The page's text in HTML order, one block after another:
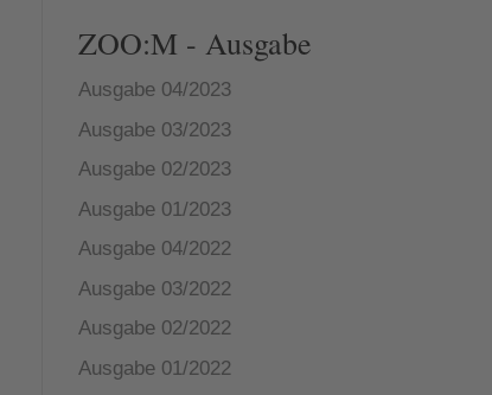
ZOO:M - Ausgabe
Ausgabe 04/2023
Ausgabe 03/2023
Ausgabe 02/2023
Ausgabe 01/2023
Ausgabe 04/2022
Ausgabe 03/2022
Ausgabe 02/2022
Ausgabe 01/2022